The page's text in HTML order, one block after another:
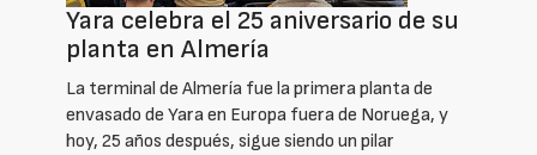
Yara celebra el 25 aniversario de su
planta en Almería
La terminal de Almería fue la primera planta de
envasado de Yara en Europa fuera de Noruega, y
hoy, 25 años después, sigue siendo un pilar